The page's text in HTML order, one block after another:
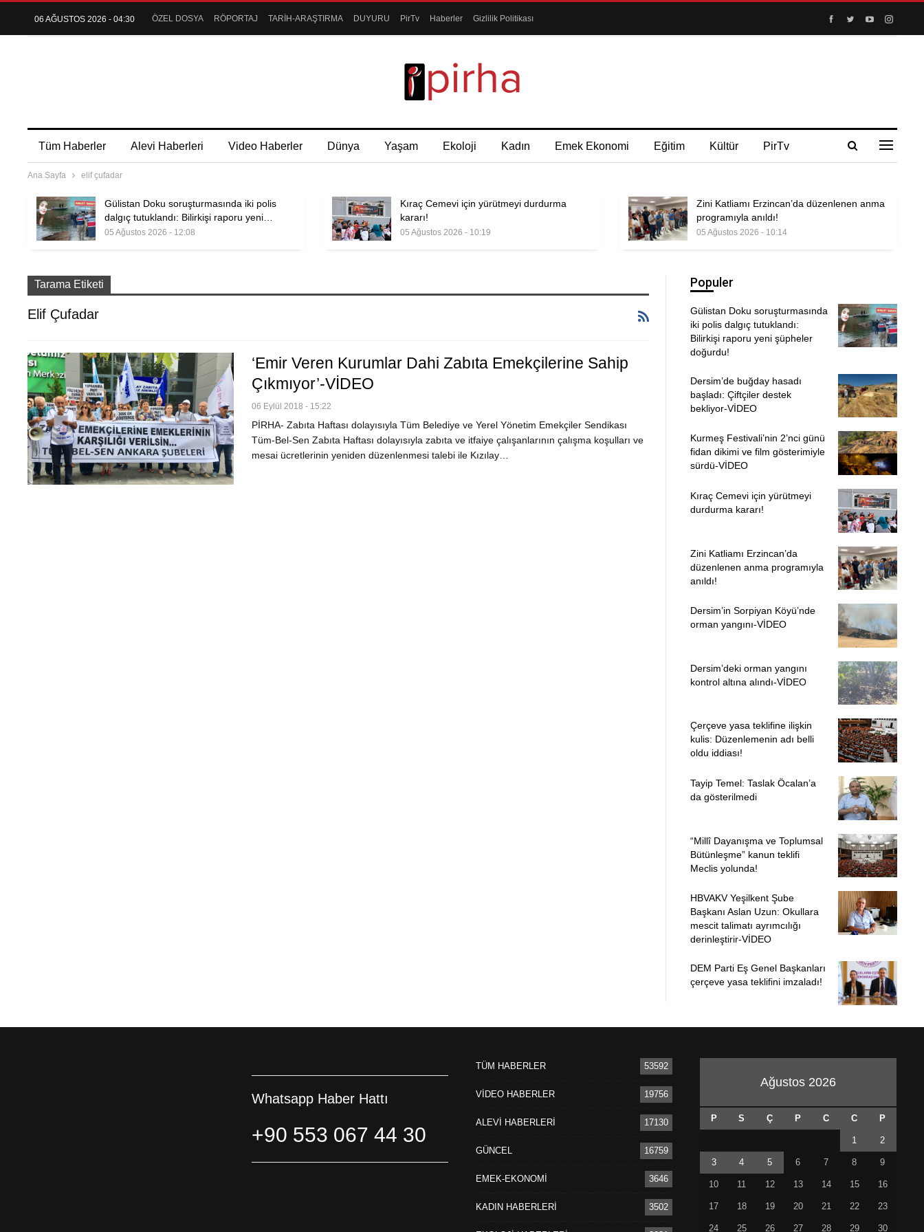
06 AĞUSTOS 2026 - 04:30 ÖZEL DOSYA RÖPORTAJ TARİH-ARAŞTIRMA DUYURU PirTv Haberler Gizlilik Politikası
Tüm Haberler Alevi Haberleri Video Haberler Dünya Yaşam Ekoloji Kadın Emek Ekonomi Eğitim Kültür PirTv
Ana Sayfa elif çufadar
Gülistan Doku soruşturmasında iki polis
dalgıç tutuklandı: Bilirkişi raporu yeni…
05 Ağustos 2026 - 12:08
Kıraç Cemevi için yürütmeyi durdurma
kararı!
05 Ağustos 2026 - 10:19
Zini Katliamı Erzincan’da düzenlenen anma
programıyla anıldı!
05 Ağustos 2026 - 10:14
Tarama Etiketi
Elif Çufadar
‘Emir Veren Kurumlar Dahi Zabıta Emekçilerine Sahip
Çıkmıyor’-VİDEO
06 Eylül 2018 - 15:22
PİRHA- Zabıta Haftası dolayısıyla Tüm Belediye ve Yerel Yönetim Emekçiler Sendikası
Tüm-Bel-Sen Zabıta Haftası dolayısıyla zabıta ve itfaiye çalışanlarının çalışma koşulları ve
mesai ücretlerinin yeniden düzenlenmesi talebi ile Kızılay…
Populer
Gülistan Doku soruşturmasında
iki polis dalgıç tutuklandı:
Bilirkişi raporu yeni şüpheler
doğurdu!
Dersim’de buğday hasadı
başladı: Çiftçiler destek
bekliyor-VİDEO
Kurmeş Festivali’nin 2’nci günü
fidan dikimi ve film gösterimiyle
sürdü-VİDEO
Kıraç Cemevi için yürütmeyi
durdurma kararı!
Zini Katliamı Erzincan’da
düzenlenen anma programıyla
anıldı!
Dersim’in Sorpiyan Köyü’nde
orman yangını-VİDEO
Dersim’deki orman yangını
kontrol altına alındı-VİDEO
Çerçeve yasa teklifine ilişkin
kulis: Düzenlemenin adı belli
oldu iddiası!
Tayip Temel: Taslak Öcalan’a
da gösterilmedi
“Millî Dayanışma ve Toplumsal
Bütünleşme” kanun teklifi
Meclis yolunda!
HBVAKV Yeşilkent Şube
Başkanı Aslan Uzun: Okullara
mescit talimatı ayrımcılığı
derinleştirir-VİDEO
DEM Parti Eş Genel Başkanları
çerçeve yasa teklifini imzaladı!
Whatsapp Haber Hattı
+90 553 067 44 30
TÜM HABERLER 53592
VİDEO HABERLER 19756
ALEVİ HABERLERİ 17130
GÜNCEL 16759
EMEK-EKONOMİ 3646
KADIN HABERLERİ 3502
Ağustos 2026
P S Ç P C C P
1 2
3 4 5 6 7 8 9
10 11 12 13 14 15 16
17 18 19 20 21 22 23
24 25 26 27 28 29 30